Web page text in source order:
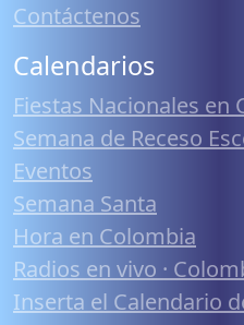
Contáctenos
Calendarios
Fiestas Nacionales en
Semana de Receso
Eventos
Semana Santa
Hora en Colombia
Radios en vivo ·
Inserta el Calendario